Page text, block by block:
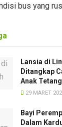
bus yang
Lansia di
Ditangkap
Anak
29 MARET
Bayi
Dalam